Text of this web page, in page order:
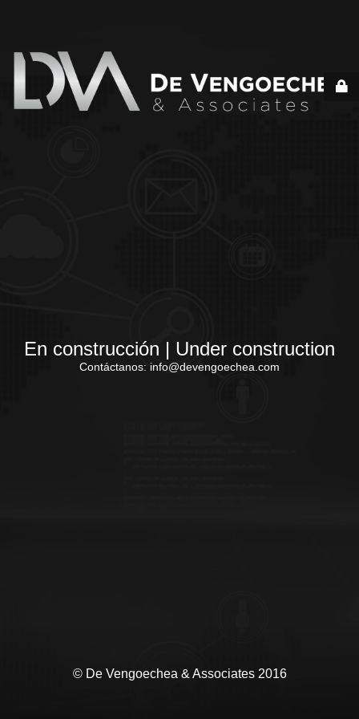
En construcción | Under construction
Contáctanos: info@devengoechea.com
© De Vengoechea & Associates 2016